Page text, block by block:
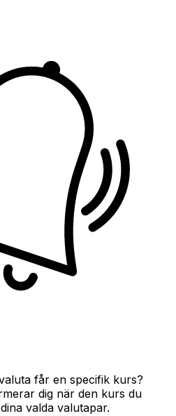
får en specifik kurs?
dig när den kurs du
valda valutapar.